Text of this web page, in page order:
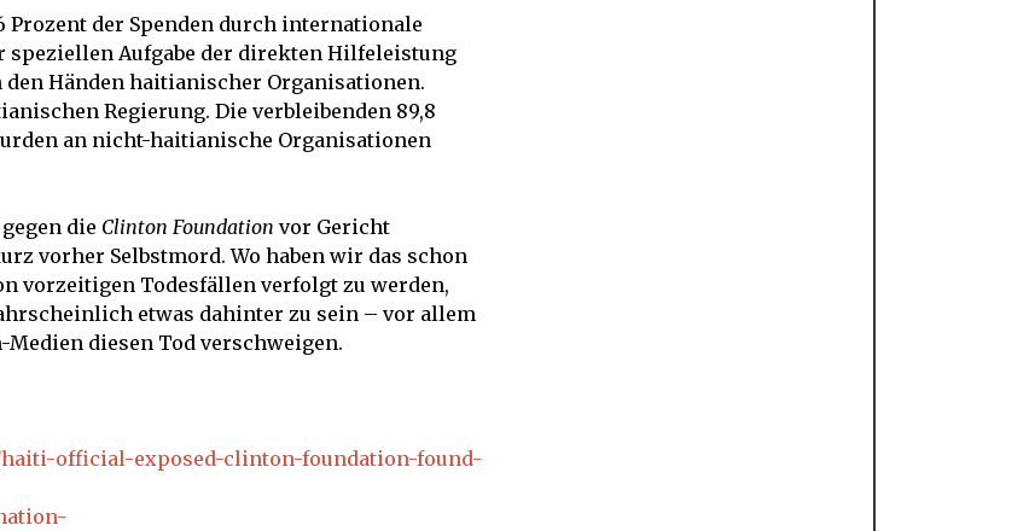
der Spenden durch internationale
speziellen Aufgabe der direkten Hilfeleistung
Händen haitianischer Organisationen.
Regierung. Die verbleibenden 89,8
an nicht-haitianische Organisationen
die Clinton Foundation vor Gericht
vorher Selbstmord. Wo haben wir das schon
vorzeitigen Todesfällen verfolgt zu werden,
etwas dahinter zu sein – vor allem
diesen Tod verschweigen.
official-exposed-clinton-foundation-found-